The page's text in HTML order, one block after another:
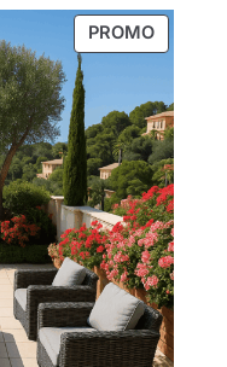
PROMO
EN